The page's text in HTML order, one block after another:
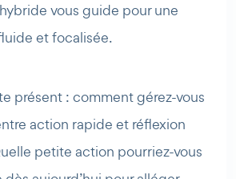
vous guide pour une
et focalisée.
présent : comment gérez-vous
action rapide et réflexion
petite action pourriez-vous